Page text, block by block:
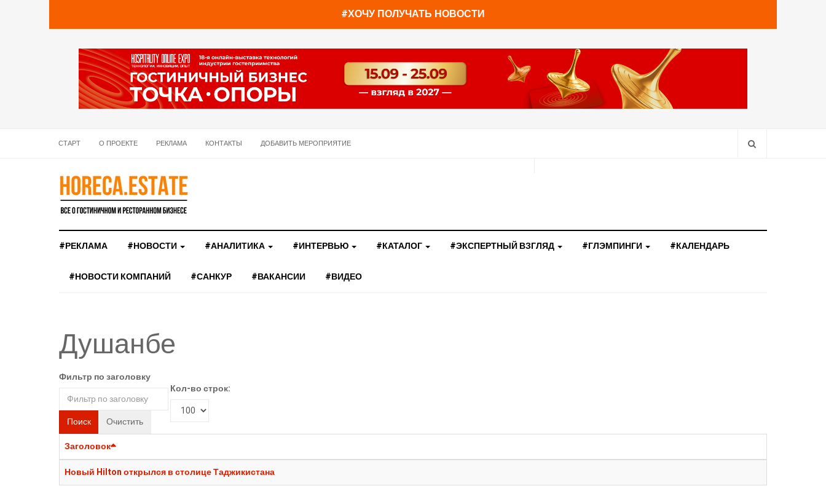
#ХОЧУ ПОЛУЧАТЬ НОВОСТИ
СТАРТ О ПРОЕКТЕ РЕКЛАМА КОНТАКТЫ ДОБАВИТЬ МЕРОПРИЯТИЕ
#РЕКЛАМА #НОВОСТИ #АНАЛИТИКА #ИНТЕРВЬЮ #КАТАЛОГ #ЭКСПЕРТНЫЙ ВЗГЛЯД #ГЛЭМПИНГИ #КАЛЕНДАРЬ
#НОВОСТИ КОМПАНИЙ #САНКУР #ВАКАНСИИ #ВИДЕО
Душанбе
Фильтр по заголовку
Поиск Очистить
Кол-во строк:
Заголовок
Новый Hilton открылся в столице Таджикистана